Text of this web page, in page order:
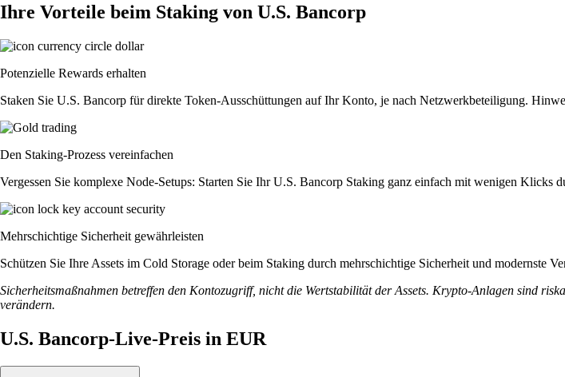
Ihre Vorteile beim Staking von U.S. Bancorp
Potenzielle Rewards erhalten
Staken Sie U.S. Bancorp für direkte Token-Ausschüttungen auf Ihr Konto, je nach Netzwerkbeteiligung.
Den Staking-Prozess vereinfachen
Vergessen Sie komplexe Node-Setups: Starten Sie Ihr U.S. Bancorp Staking ganz einfach mit wenigen Klicks
Mehrschichtige Sicherheit gewährleisten
Schützen Sie Ihre Assets im Cold Storage oder beim Staking durch mehrschichtige Sicherheit und modernste
Sicherheitsmaßnahmen betreffen den Kontozugriff, nicht die Wertstabilität der Assets. Krypto-Anlagen sind
verändern.
U.S. Bancorp-Live-Preis in EUR